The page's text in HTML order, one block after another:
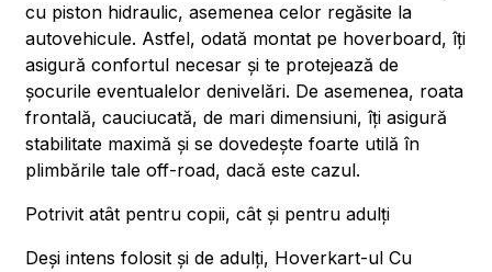
cu piston hidraulic, asemenea celor regăsite la
autovehicule. Astfel, odată montat pe hoverboard, îți
asigură confortul necesar și te protejează de
șocurile eventualelor denivelări. De asemenea, roata
frontală, cauciucată, de mari dimensiuni, îți asigură
stabilitate maximă și se dovedește foarte utilă în
plimbările tale off-road, dacă este cazul.
Potrivit atât pentru copii, cât și pentru adulți
Deși intens folosit și de adulți, Hoverkart-ul Cu